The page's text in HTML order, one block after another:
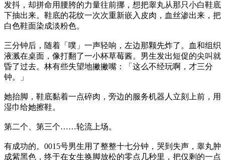
发抖，却拼命用腰胯的力量往前挪，想把睾丸从那只小白鞋底
下抽出来。鞋底的花纹一次次重新嵌入皮肉，血丝渗出来，把
白色鞋面染成淡粉色。
三分钟后，随着「噗」一声轻响，左边那颗先炸了。血和组织
液溅在桌面，像打翻了一小杯草莓酱。男生发出短促的尖叫就
昏了过去。林有些失望地撇撇嘴：「这么不经玩啊，才三分
钟。」
她抬脚，鞋底黏着一点碎肉，旁边的服务机器人立刻上前，用
湿巾给她擦鞋。
第二个、第三个……轮流上场。
有成功的。0015号男生用了整整十七分钟，哭到失声，睾丸肿
成紫黑色，终于在女生换脚放松的零点几秒里，把仅剩的一点